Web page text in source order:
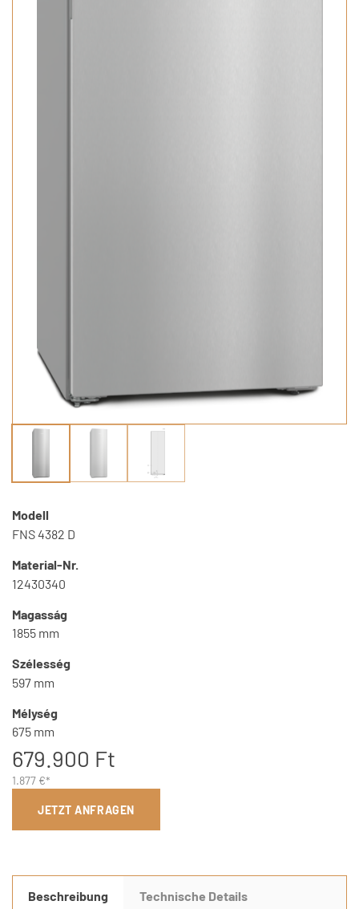
Modell
FNS 4382 D
Material-Nr.
12430340
Magasság
1855 mm
Szélesség
597 mm
Mélység
675 mm
679.900 Ft
1.877 €*
JETZT ANFRAGEN
Beschreibung Technische Details